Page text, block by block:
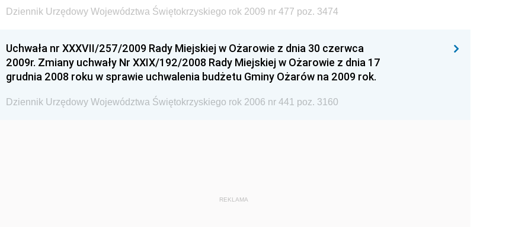
Dziennik Urzędowy Województwa Świętokrzyskiego rok 2009 nr 477 poz. 3474
Uchwała nr XXXVII/257/2009 Rady Miejskiej w Ożarowie z dnia 30 czerwca
2009r. Zmiany uchwały Nr XXIX/192/2008 Rady Miejskiej w Ożarowie z dnia 17
grudnia 2008 roku w sprawie uchwalenia budżetu Gminy Ożarów na 2009 rok.
Dziennik Urzędowy Województwa Świętokrzyskiego rok 2006 nr 441 poz. 3160
REKLAMA